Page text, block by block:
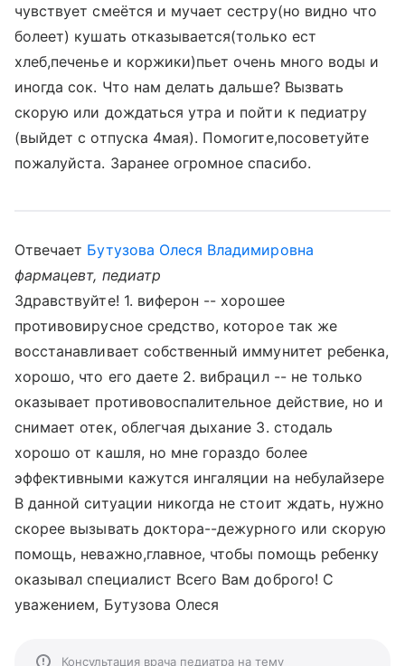
чувствует смеётся и мучает сестру(но видно что
болеет) кушать отказывается(только ест
хлеб,печенье и коржики)пьет очень много воды и
иногда сок. Что нам делать дальше? Вызвать
скорую или дождаться утра и пойти к педиатру
(выйдет с отпуска 4мая). Помогите,посоветуйте
пожалуйста. Заранее огромное спасибо.
Отвечает Бутузова Олеся Владимировна
фармацевт, педиатр
Здравствуйте! 1. виферон -- хорошее
противовирусное средство, которое так же
восстанавливает собственный иммунитет ребенка,
хорошо, что его даете 2. вибрацил -- не только
оказывает противовоспалительное действие, но и
снимает отек, облегчая дыхание 3. стодаль
хорошо от кашля, но мне гораздо более
эффективными кажутся ингаляции на небулайзере
В данной ситуации никогда не стоит ждать, нужно
скорее вызывать доктора--дежурного или скорую
помощь, неважно,главное, чтобы помощь ребенку
оказывал специалист Всего Вам доброго! С
уважением, Бутузова Олеся
Консультация врача педиатра на тему